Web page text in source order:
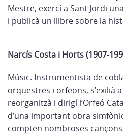
Mestre, exercí a Sant Jordi
i publicà un llibre sobre la
Narcís Costa i Horts (1907-
Músic. Instrumentista de
orquestres i orfeons, s’exilià
reorganitzà i dirigí l’Orfeó
d’una important obra
compten nombroses